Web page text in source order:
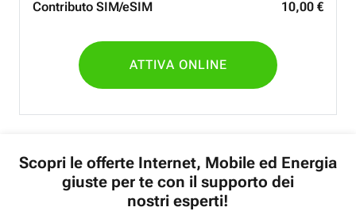
Contributo SIM/eSIM 10,00 €
ATTIVA ONLINE
Scopri le offerte Internet, Mobile ed Energia
giuste per te con il supporto dei
nostri esperti!